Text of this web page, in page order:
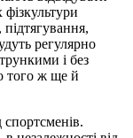
регулярно
і без
того ж ще й